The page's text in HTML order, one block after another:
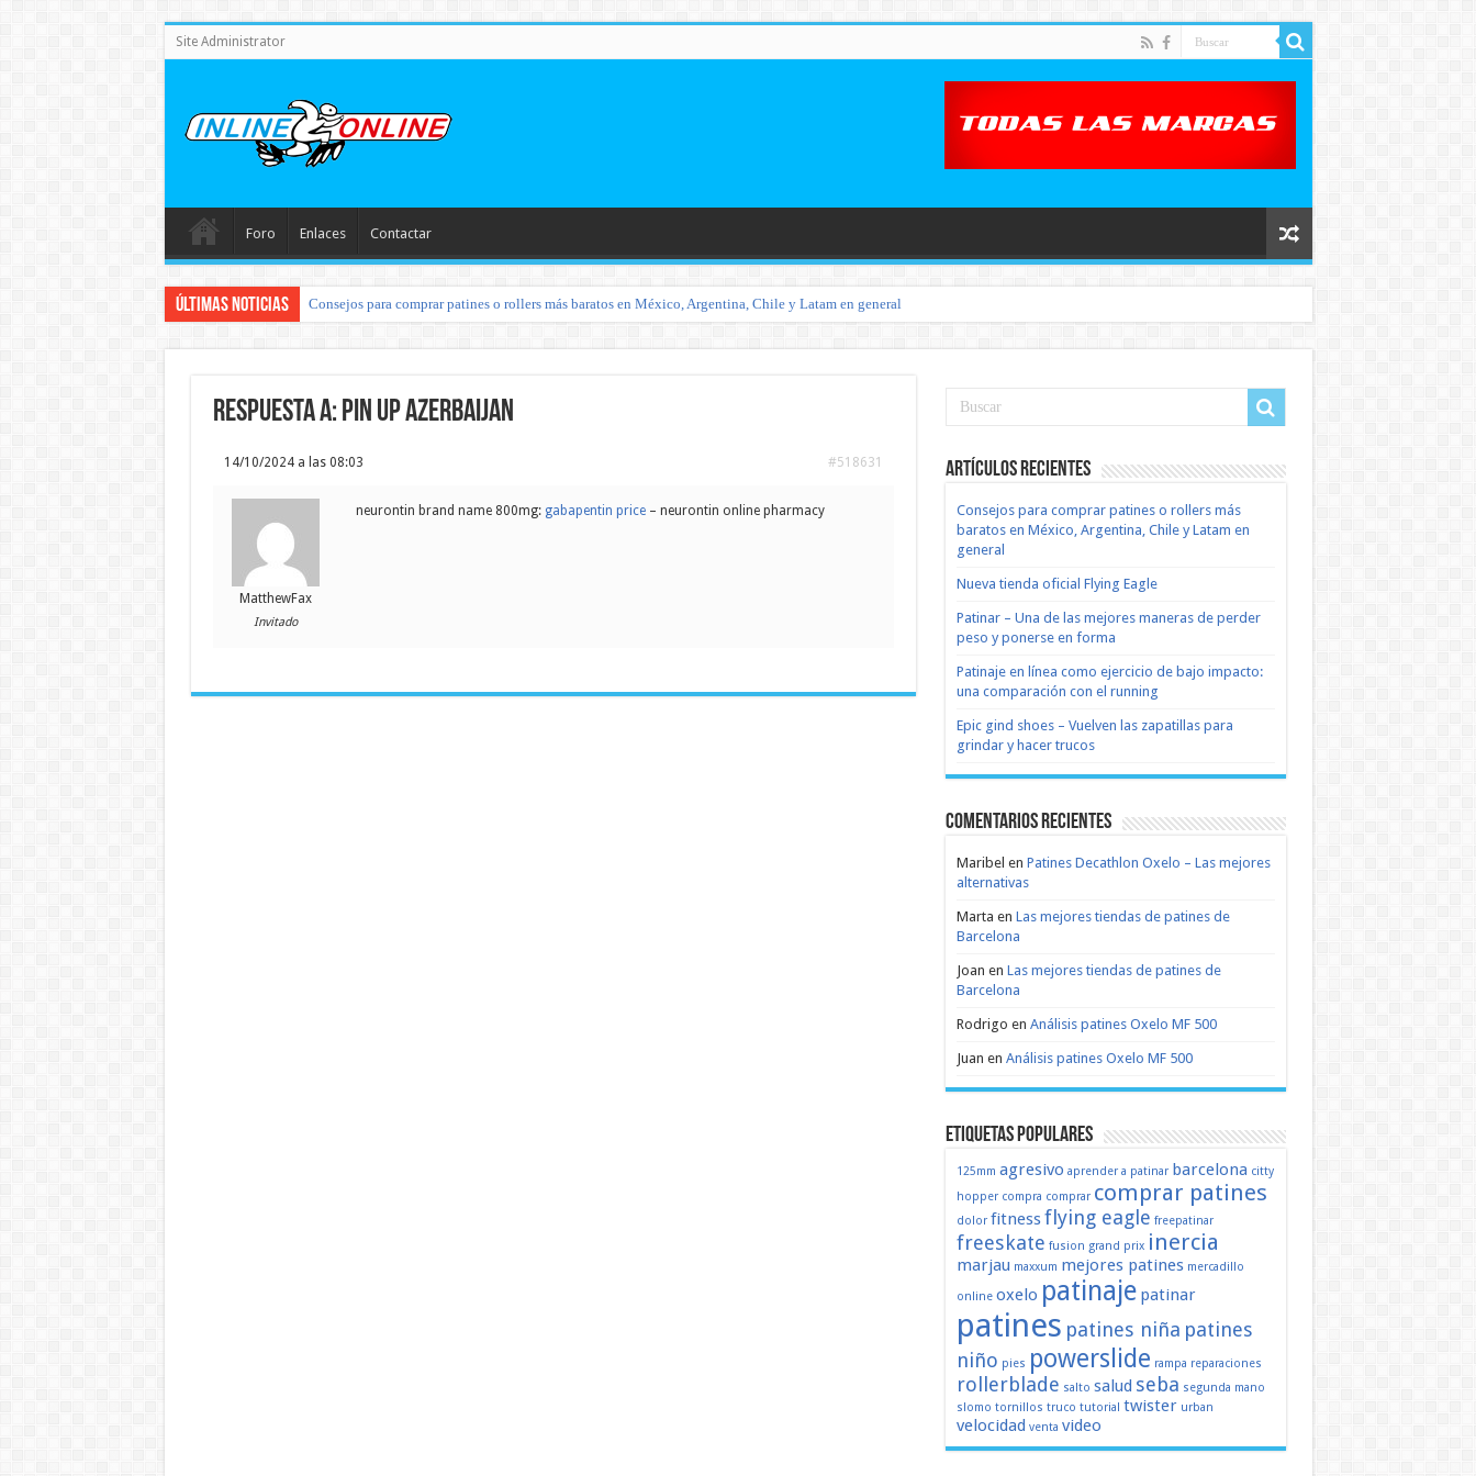
Site Administrator
Foro Enlaces Contactar
Últimas noticias Consejos para comprar patines o rollers más baratos en México, Argentina, Chile y Latam en general
Respuesta a: pin up azerbaijan
14/10/2024 a las 08:03 #518631
MatthewFax
Invitado
neurontin brand name 800mg: gabapentin price– neurontin online pharmacy
Artículos recientes
Consejos para comprar patines o rollers más
baratos en México, Argentina, Chile y Latam en
general
Nueva tienda oficial Flying Eagle
Patinar – Una de las mejores maneras de perder
peso y ponerse en forma
Patinaje en línea como ejercicio de bajo impacto:
una comparación con el running
Epic gind shoes – Vuelven las zapatillas para
grindar y hacer trucos
Comentarios recientes
Maribel en Patines Decathlon Oxelo – Las mejores
alternativas
Marta en Las mejores tiendas de patines de
Barcelona
Joan en Las mejores tiendas de patines de
Barcelona
Rodrigo en Análisis patines Oxelo MF 500
Juan en Análisis patines Oxelo MF 500
Etiquetas populares
125mm agresivo aprender a patinar barcelona citty
hopper compra comprar comprar patines
dolor fitnessflying eagle freepatinar
freeskate fusion grand prix inercia
marjau maxxum mejores patines mercadillo
online oxelo patinaje patinar
patines patines niña patines
niño pies powerslide rampa reparaciones
rollerblade salto salud seba segunda mano
slomo tornillos truco tutorial twister urban
velocidad venta video